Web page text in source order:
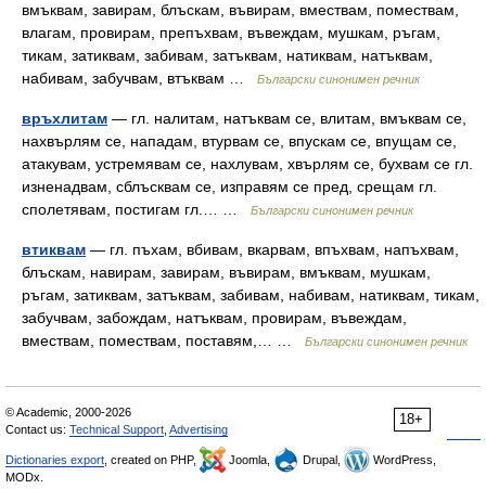
вмъквам, завирам, блъскам, въвирам, вмествам, помествам,
влагам, провирам, препъхвам, въвеждам, мушкам, ръгам,
тикам, затиквам, забивам, затъквам, натиквам, натъквам,
набивам, забучвам, втъквам …
Български синонимен речник
връхлитам — гл. налитам, натъквам се, влитам, вмъквам се,
нахвърлям се, нападам, втурвам се, впускам се, впущам се,
атакувам, устремявам се, нахлувам, хвърлям се, бухвам се гл.
изненадвам, сблъсквам се, изправям се пред, срещам гл.
сполетявам, постигам гл.… …
Български синонимен речник
втиквам — гл. пъхам, вбивам, вкарвам, впъхвам, напъхвам,
блъскам, навирам, завирам, въвирам, вмъквам, мушкам,
ръгам, затиквам, затъквам, забивам, набивам, натиквам, тикам,
забучвам, забождам, натъквам, провирам, въвеждам,
вмествам, помествам, поставям,… …
Български синонимен речник
18+
© Academic, 2000-2026
Contact us: Technical Support Advertising
Dictionaries export , created on PHP, Joomla, Drupal,
WordPress,
MODx.